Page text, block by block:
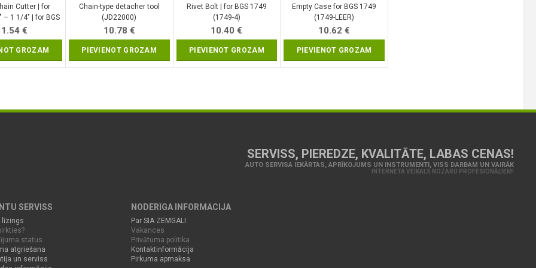
Cutter | for
– 1 1/4″ | for BGS
(8634-1)
€
GROZAM
Chain-type detacher tool
(JD22000)
10.78 €
PIEVIENOT GROZAM
Rivet Bolt | for BGS 1749
(1749-4)
10.40€
PIEVIENOT GROZAM
Empty Case for BGS 1749
(1749-LEER)
10.62€
PIEVIENOT GROZAM
SERVISS, PIEREDZE, KVALITĀTE, LABAS CENAS!
AUTO SERVISA IEKĀRTAS, APRĪKOJUMS UN INSTRUMENTI, VISS DARBAM UN VAIRĀK
INTERNETA VEIKALS NOZARU PROFESIONĀĻIEM!
SERVISS
līzings
status
atgriešana
un serviss
NODERĪGA INFORMĀCIJA
Par SIA ZEMGALI
Vakances
Privātuma politika
Kontaktinformācija
Pirkuma apmaksa